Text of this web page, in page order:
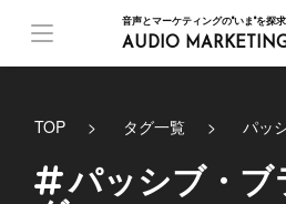
音声とマーケティングの"いま"を探
AUDIO
TOP タグ一覧 パッ
パッシブ・ブ